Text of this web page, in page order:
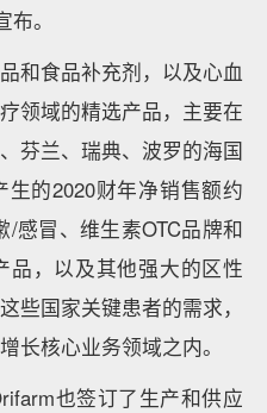
。
和食品补充剂，以及心血
领域的精选产品，主要在
芬兰、瑞典、波罗的海国
的2020财年净销售额约
感冒、维生素OTC品牌和
品，以及其他强大的区性
些国家关键患者的需求，
长核心业务领域之内。
也签订了生产和供应